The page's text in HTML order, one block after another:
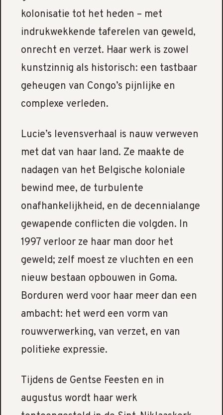
kolonisatie tot het heden – met
indrukwekkende taferelen van geweld,
onrecht en verzet. Haar werk is zowel
kunstzinnig als historisch: een tastbaar
geheugen van Congo’s pijnlijke en
complexe verleden.
Lucie’s levensverhaal is nauw verweven
met dat van haar land. Ze maakte de
nadagen van het Belgische koloniale
bewind mee, de turbulente
onafhankelijkheid, en de decennialange
gewapende conflicten die volgden. In
1997 verloor ze haar man door het
geweld; zelf moest ze vluchten en een
nieuw bestaan opbouwen in Goma.
Borduren werd voor haar meer dan een
ambacht: het werd een vorm van
rouwverwerking, van verzet, en van
politieke expressie.
Tijdens de Gentse Feesten en in
augustus wordt haar werk